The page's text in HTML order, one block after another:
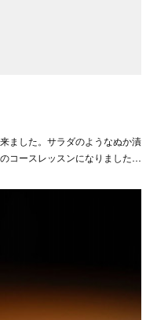
ました。サラダのようなぬか漬
コースレッスンになりました…